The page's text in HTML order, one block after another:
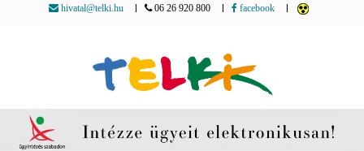
hivatal@telki.hu 06 26 920 800 facebook